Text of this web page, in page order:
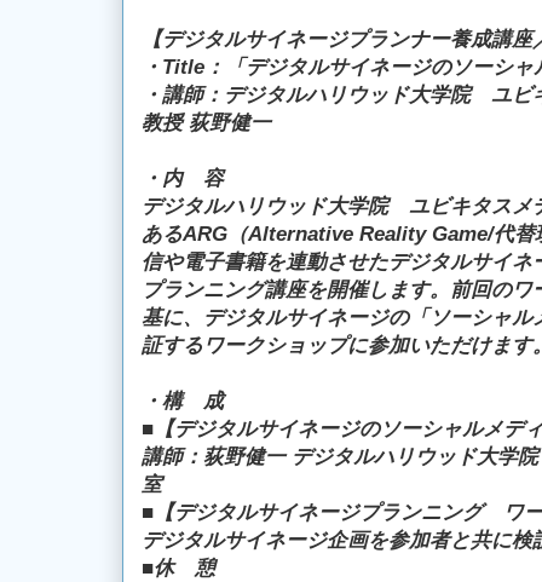
【デジタルサイネージプランナー養成講
・Title：「デジタルサイネージのソーシ
・講師：デジタルハリウッド大学院 ユ
教授 荻野健一
・内 容
デジタルハリウッド大学院 ユビキタスメ
あるARG（Alternative Reality Game/代替
信や電子書籍を連動させたデジタルサイ
プランニング講座を開催します。前回の
基に、デジタルサイネージの「ソーシャ
証するワークショップに参加いただけます
・構 成
■【デジタルサイネージのソーシャルメデ
講師：荻野健一 デジタルハリウッド大学
室
■【デジタルサイネージプランニング ワ
デジタルサイネージ企画を参加者と共に
■休 憩